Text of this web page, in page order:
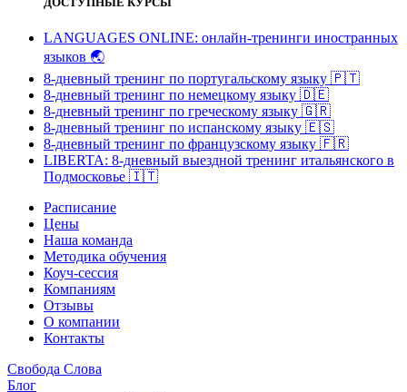
LANGUAGES ONLINE: онлайн-тренинги иностранных
языков 🌏
8-дневный тренинг по португальскому языку 🇵🇹
8-дневный тренинг по немецкому языку 🇩🇪
8-дневный тренинг по греческому языку 🇬🇷
8-дневный тренинг по испанскому языку 🇪🇸
8-дневный тренинг по французскому языку 🇫🇷
LIBERTA: 8-дневный выездной тренинг итальянского в
Подмосковье 🇮🇹
Расписание
Цены
Наша команда
Методика обучения
Коуч-сессия
Компаниям
Отзывы
О компании
Контакты
Свобода Слова
Блог